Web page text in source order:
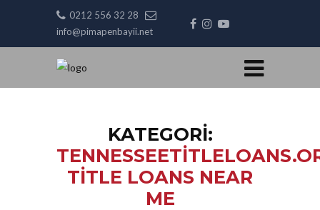
0212 556 32 28
info@pimapenbayii.net
KATEGORI:
TITLE LOANS NEAR
ME